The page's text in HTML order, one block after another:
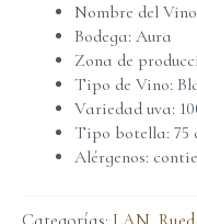
Nombre del
Bodega: Aura
Zona de
Tipo de Vino:
Variedad uva:
Tipo botella: 75
Alérgenos: